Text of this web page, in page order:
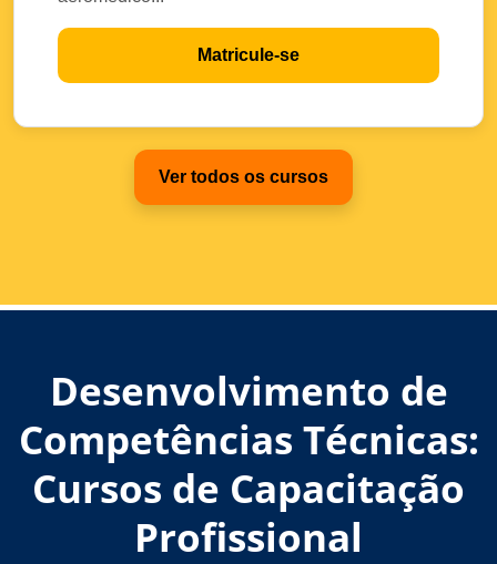
Matricule-se
Ver todos os cursos
Desenvolvimento de
Competências Técnicas:
Cursos de Capacitação
Profissional